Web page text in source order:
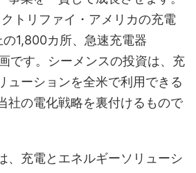
トリファイ・アメリカの充電
1,800カ所、急速充電器
です。シーメンスの投資は、充
ューションを全米で利用できる
社の電化戦略を裏付けるもので
、充電とエネルギーソリューシ